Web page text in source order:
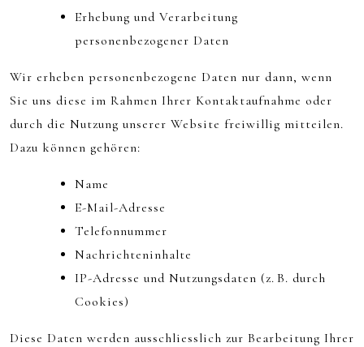
Erhebung und Verarbeitung
personenbezogener Daten
Wir erheben personenbezogene Daten nur dann, wenn
Sie uns diese im Rahmen Ihrer Kontaktaufnahme oder
durch die Nutzung unserer Website freiwillig mitteilen.
Dazu können gehören:
Name
E-Mail-Adresse
Telefonnummer
Nachrichteninhalte
IP-Adresse und Nutzungsdaten (z. B. durch
Cookies)
Diese Daten werden ausschliesslich zur Bearbeitung Ihrer